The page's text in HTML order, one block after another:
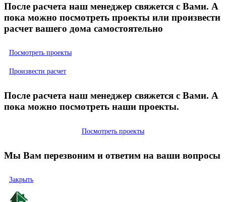
После расчета наш менеджер свяжется с Вами. А
пока можно посмотреть проекты или произвести
расчет вашего дома самостоятельно
Посмотреть проекты
Произвести расчет
После расчета наш менеджер свяжется с Вами. А
пока можно посмотреть наши проекты.
Посмотреть проекты
Мы Вам перезвоним и ответим на ваши вопросы
Закрыть